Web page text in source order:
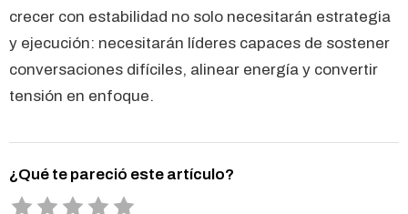
crecer con estabilidad no solo necesitarán estrategia
y ejecución: necesitarán líderes capaces de sostener
conversaciones difíciles, alinear energía y convertir
tensión en enfoque.
¿Qué te pareció este artículo?